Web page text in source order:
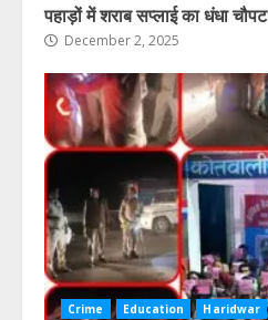
पहाड़ों में शराब सप्लाई का धंधा चौपट
December 2, 2025
Crime Education Haridwar